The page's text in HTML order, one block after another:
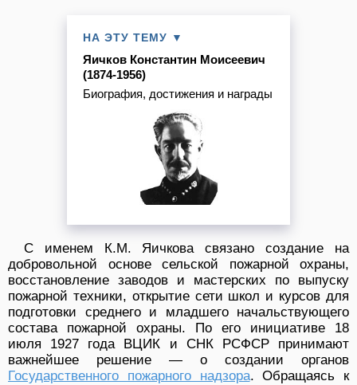
НА ЭТУ ТЕМУ ▼
Яичков Константин Моисеевич
(1874-1956)
Биография, достижения и награды
С именем К.М. Яичкова связано создание на
добровольной основе сельской пожарной охраны,
восстановление заводов и мастерских по выпуску
пожарной техники, открытие сети школ и курсов для
подготовки среднего и младшего начальствующего
состава пожарной охраны. По его инициативе 18
июля 1927 года ВЦИК и СНК РСФСР принимают
важнейшее решение — о создании органов
Государственного пожарного надзора. Обращаясь к